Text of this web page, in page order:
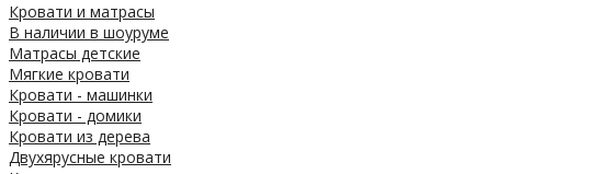
Кровати и матрасы
В наличии в шоуруме
Матрасы детские
Мягкие кровати
Кровати - машинки
Кровати - домики
Кровати из дерева
Двухярусные кровати